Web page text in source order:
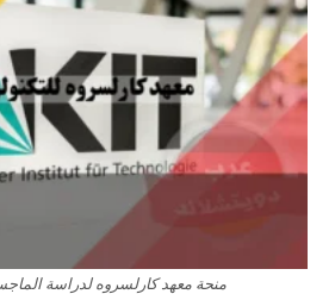
منحة معهد كارلسروه لدراسة